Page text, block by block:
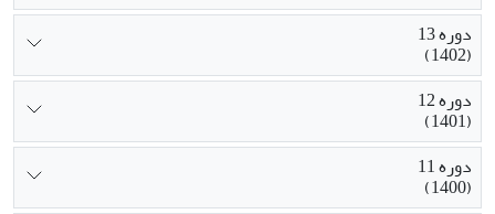
دوره 13
(1402)
دوره 12
(1401)
دوره 11
(1400)